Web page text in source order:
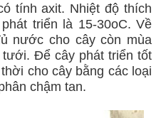
tính axit. Nhiệt độ thích
triển là 15-30oC. Về
nước cho cây còn mùa
Để cây phát triển tốt
cho cây bằng các loại
chậm tan.